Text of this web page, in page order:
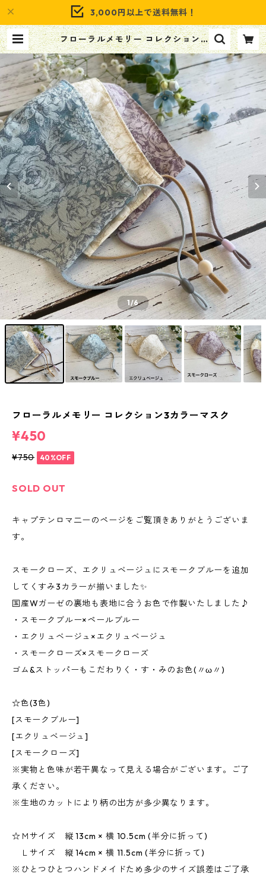
3,000円以上で送料無料！
フローラルメモリー コレクション3
カラーマスク | Captain Romany
1/6
フローラルメモリー コレクション3カラーマスク
¥450
¥750 40%OFF
SOLD OUT
キャプテンロマ二ーのページをご覧頂きありがとうございま
す。
スモークローズ、エクリュベージュにスモークブルーを追加
してくすみ3カラーが揃いました✨
国産Wガーゼの裏地も表地に合うお色で作製いたしました♪
・スモークブルー×ペールブルー
・エクリュベージュ×エクリュベージュ
・スモークローズ×スモークローズ
ゴム&ストッパーもこだわりく・す・みのお色(〃ω〃)
☆色(3色)
[スモークブルー]
[エクリュベージュ]
[スモークローズ]
※実物と色味が若干異なって見える場合がございます。ご了
承ください。
※生地のカットにより柄の出方が多少異なります。
☆Ｍサイズ 縦 13cm × 横 10.5cm (半分に折って)
Ｌサイズ 縦 14cm × 横 11.5cm (半分に折って)
※ひとつひとつハンドメイドため多少のサイズ誤差はご了承